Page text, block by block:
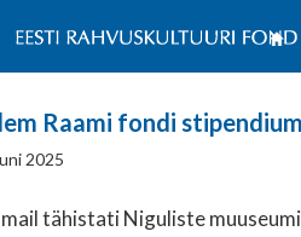
Raami fondi
2025
tähistati Niguliste